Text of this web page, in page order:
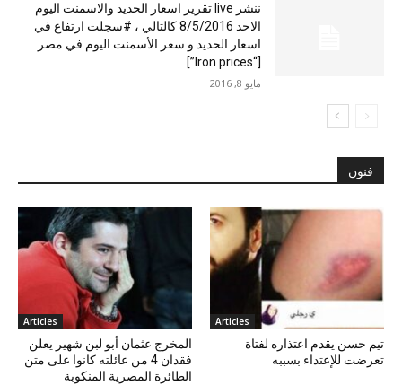
ننشر live تقرير اسعار الحديد والاسمنت اليوم
الاحد 8/5/2016 كالتالي ، #سجلت ارتفاع في
اسعار الحديد و سعر الأسمنت اليوم في مصر
[“Iron prices”]
مايو 8, 2016
فنون
Articles
تيم حسن يقدم اعتذاره لفتاة
تعرضت للإعتداء بسببه
Articles
المخرج عثمان أبو لبن شهير يعلن
فقدان 4 من عائلته كانوا على متن
الطائرة المصرية المنكوبة